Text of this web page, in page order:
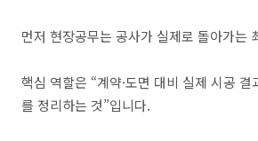
먼저 현장공무는 공사가 실제로 돌아가는
핵심 역할은 “계약·도면 대비 실제 시공 결
를 정리하는 것”입니다.